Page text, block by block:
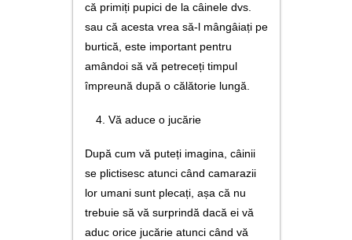
că primiți pupici de la câinele dvs.
sau că acesta vrea să-l mângâiați pe
burtică, este important pentru
amândoi să vă petreceți timpul
împreună după o călătorie lungă.
Vă aduce o jucărie
După cum vă puteți imagina, câinii
se plictisesc atunci când camarazii
lor umani sunt plecați, așa că nu
trebuie să vă surprindă dacă ei vă
aduc orice jucărie atunci când vă